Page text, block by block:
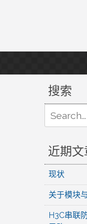
搜索
for:
近期文
现状
关于模块
H3C串联